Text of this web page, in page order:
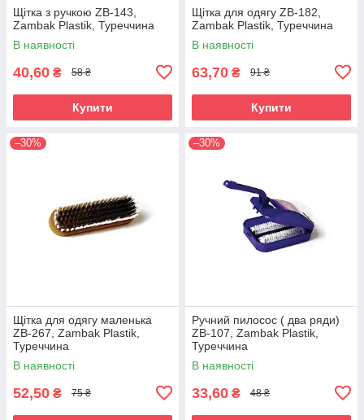
Щітка з ручкою ZB-143,
Zambak Plastik, Туреччина
В наявності
40,60 ₴ 58 ₴
Купити
Щітка для одягу ZB-182,
Zambak Plastik, Туреччина
В наявності
63,70 ₴ 91 ₴
Купити
–30%
Щітка для одягу маленька
ZB-267, Zambak Plastik,
Туреччина
В наявності
52,50 ₴ 75 ₴
–30%
Ручний пилосос ( два ряди)
ZB-107, Zambak Plastik,
Туреччина
В наявності
33,60 ₴ 48 ₴